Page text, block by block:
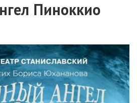
Пиноккио